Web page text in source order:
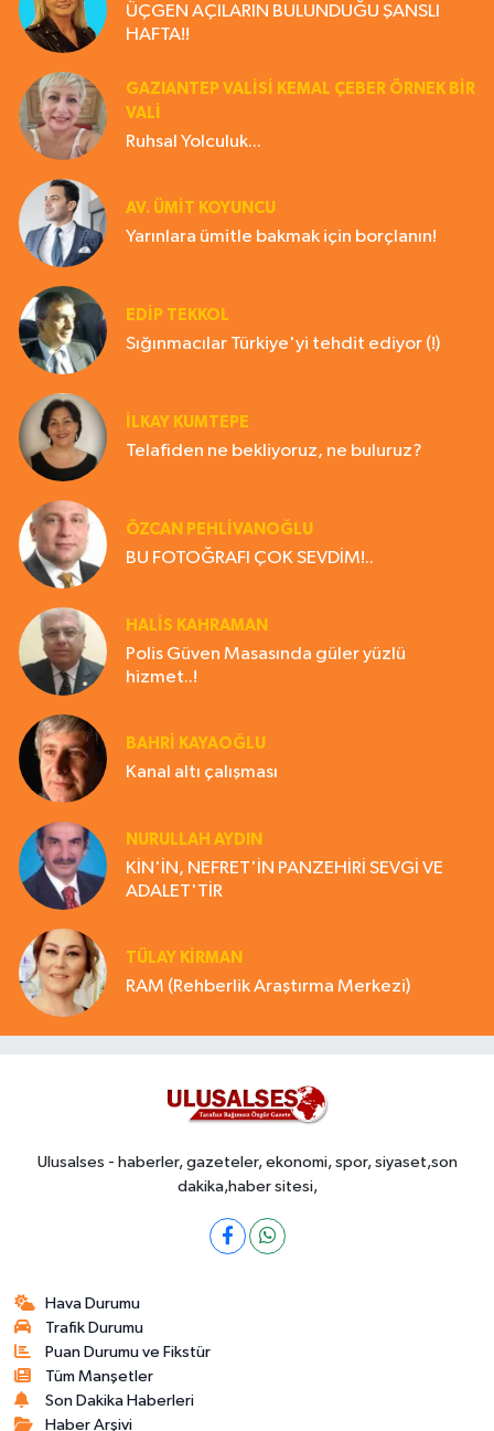
ÜÇGEN AÇILARIN BULUNDUĞU ŞANSLI
HAFTA!!
GAZIANTEP VALISI KEMAL ÇEBER ÖRNEK BİR
VALİ
Ruhsal Yolculuk...
AV. ÜMIT KOYUNCU
Yarınlara ümitle bakmak için borçlanın!
EDIP TEKKOL
Sığınmacılar Türkiye'yi tehdit ediyor (!)
İLKAY KUMTEPE
Telafiden ne bekliyoruz, ne buluruz?
ÖZCAN PEHLİVANOĞLU
BU FOTOĞRAFI ÇOK SEVDİM!..
HALIS KAHRAMAN
Polis Güven Masasında güler yüzlü
hizmet..!
BAHRI KAYAOĞLU
Kanal altı çalışması
NURULLAH AYDIN
KİN'İN, NEFRET'İN PANZEHİRİ SEVGİ VE
ADALET'TİR
TÜLAY KİRMAN
RAM (Rehberlik Araştırma Merkezi)
Ulusalses - haberler, gazeteler, ekonomi, spor, siyaset,son
dakika,haber sitesi,
Hava Durumu
Trafik Durumu
Puan Durumu ve Fikstür
Tüm Manşetler
Son Dakika Haberleri
Haber Arşivi